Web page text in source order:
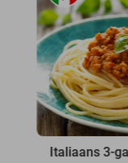
Italiaans 3-